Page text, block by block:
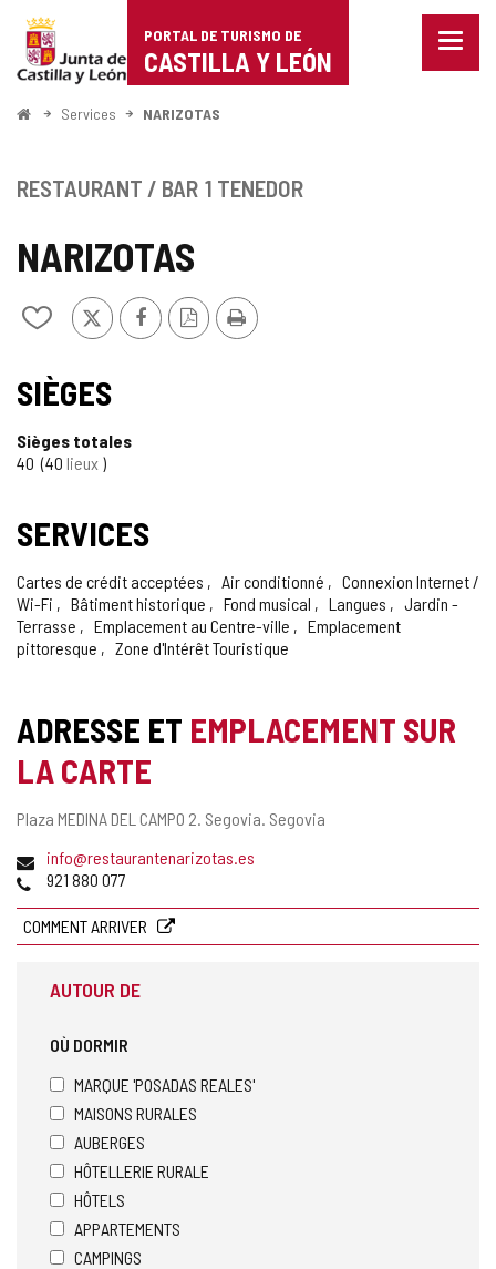
Portal
de
Turismo
Castilla
León
PORTAL DE TURISMO DE
CASTILLA Y LEÓN
Menu
<
Services NARIZOTAS
NARIZOTAS
Ajouter/retirer
de
cahiers
X FacebookVersion
PDF
Imprimer
RESTAURANT / BAR 1 TENEDOR
SIÈGES
Sièges totales
40 40 lieux
SERVICES
Cartes de crédit acceptées Air conditionné
Connexion Internet /
Wi-Fi
Bâtiment historique Fond musical Langues
Jardin -
Terrasse
Emplacement au Centre-ville
Emplacement
pittoresque
Zone d'Intérêt Touristique
ADRESSE ET EMPLACEMENT SUR
LA CARTE
Adresse
Plaza MEDINA DEL CAMPO 2. Segovia. Segovia
Adresse
de
électronique
info@restaurantenarizotas.es
Téléphones
921 880 077
COMMENT ARRIVER
AUTOUR DE
OÙ DORMIR
MARQUE 'POSADAS REALES'
MAISONS RURALES
AUBERGES
HÔTELLERIE RURALE
HÔTELS
APPARTEMENTS
CAMPINGS